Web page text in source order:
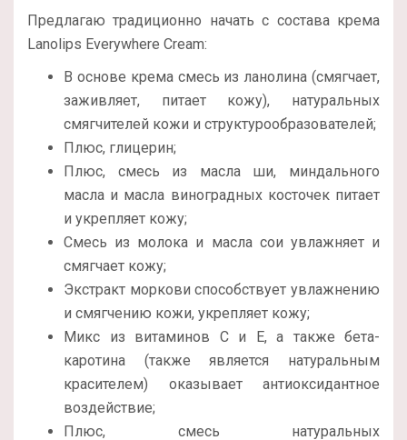
Предлагаю традиционно начать с состава крема
Lanolips Everywhere Cream:
В основе крема смесь из ланолина (смягчает,
заживляет, питает кожу), натуральных
смягчителей кожи и структурообразователей;
Плюс, глицерин;
Плюс, смесь из масла ши, миндального
масла и масла виноградных косточек питает
и укрепляет кожу;
Смесь из молока и масла сои увлажняет и
смягчает кожу;
Экстракт моркови способствует увлажнению
и смягчению кожи, укрепляет кожу;
Микс из витаминов С и Е, а также бета-
каротина (также является натуральным
красителем) оказывает антиоксидантное
воздействие;
Плюс, смесь натуральных